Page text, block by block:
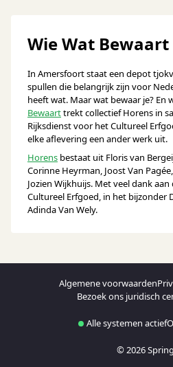
Wie Wat Bewaart
In Amersfoort staat een depot
spullen die belangrijk zijn voor
heeft wat. Maar wat bewaar je? En
Bewaarttrekt collectief Horens in
Rijksdienst voor het Cultureel
elke aflevering een ander werk uit.
Horens bestaat uit Floris van
Corinne Heyrman, Joost Van
Jozien Wijkhuijs. Met veel dank
Cultureel Erfgoed, in het bijzonder
Adinda Van Wely.
Algemene voorwaarden
Bezoek ons juridisch
Alle systemen actief
© 2026